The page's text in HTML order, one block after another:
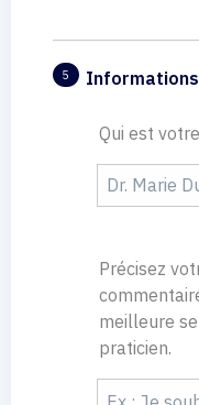
5
Qui est
Précisez
meilleure
praticien.